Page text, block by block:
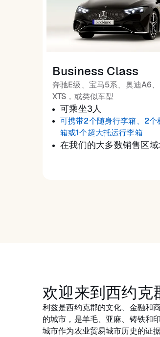
Business Class
奔驰E级、宝马5系、奥迪A6
XTS，或类似车型
可乘坐3人
可携带2个随身行李箱、2个
箱或1个超大托运行李箱
在我们的大多数销售区域
欢迎来到西约克
利兹是西约克郡的文化、金融和
的城市，是羊毛、亚麻、铸铁和
城市作为农业贸易城市历史的证